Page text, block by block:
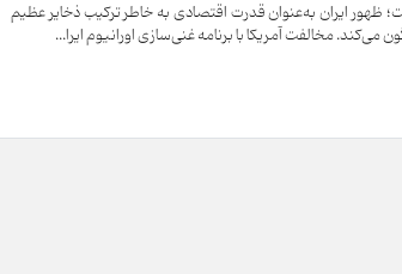
ظهور ایران به‌عنوان قدرت اقتصادی به خاطر ترکیب ذخایر عظیم
مخالفت آمریکا با برنامه غنی‌سازی اورانیوم ایرا...